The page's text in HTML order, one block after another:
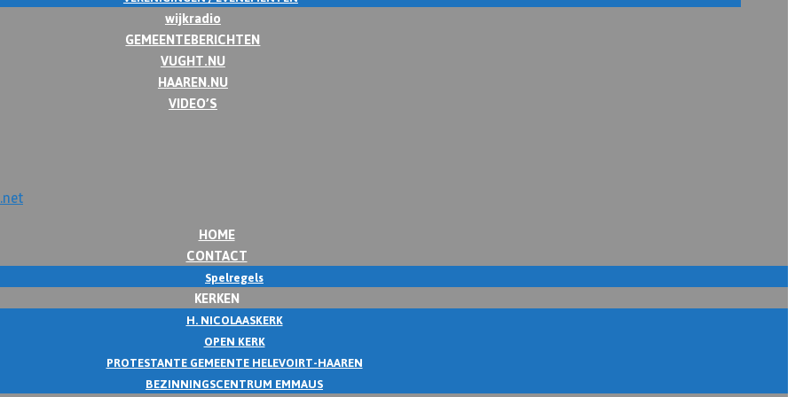
wijkradio
GEMEENTEBERICHTEN
VUGHT.NU
HAAREN.NU
VIDEO’S
HOME
CONTACT
Spelregels
KERKEN
H. NICOLAASKERK
OPEN KERK
PROTESTANTE GEMEENTE HELEVOIRT-HAAREN
BEZINNINGSCENTRUM EMMAUS